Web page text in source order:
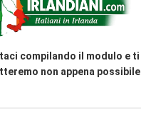
compilando il modulo e ti
non appena possibile